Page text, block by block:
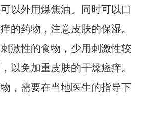
以外用煤焦油。同时可以口
的药物，注意皮肤的保湿。
激性的食物，少用刺激性较
以免加重皮肤的干燥瘙痒。
，需要在当地医生的指导下